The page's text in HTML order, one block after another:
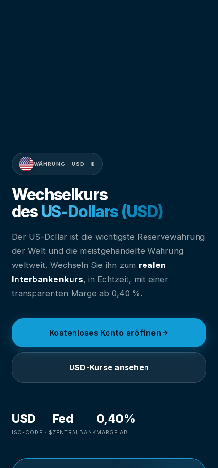
WÄHRUNG · USD · $
Wechselkurs
des US-Dollars (USD)
Der US-Dollar ist die wichtigste Reservewährung
der Welt und die meistgehandelte Währung
weltweit. Wechseln Sie ihn zum realen
Interbankenkurs, in Echtzeit, mit einer
transparenten Marge ab 0,40 %.
Kostenloses Konto eröffnen
USD-Kurse ansehen
USD
ISO-CODE · $
Fed
ZENTRALBANK
0,40%
MARGE AB